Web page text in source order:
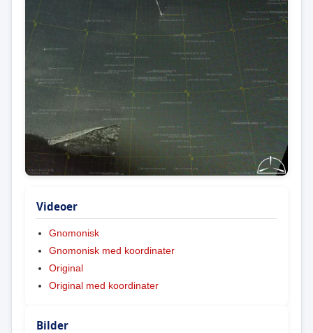
Videoer
Gnomonisk
Gnomonisk med koordinater
Original
Original med koordinater
Bilder